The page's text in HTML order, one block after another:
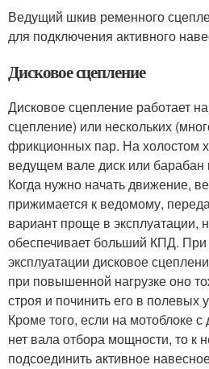
Ведущий шкив ременного
для подключения активного
Дисковое сцепление
Дисковое сцепление работает
сцепление) или нескольких
фрикционных пар. На холостом
ведущем вале диск или
Когда нужно начать движение,
прижимается к ведомому,
вариант проще в эксплуатации,
обеспечивает больший КПД.
эксплуатации дисковое
при повышенной нагрузке оно
строя и починить его в полевых
Кроме того, если на мотоблоке
нет вала отбора мощности, то к
подсоединить активное